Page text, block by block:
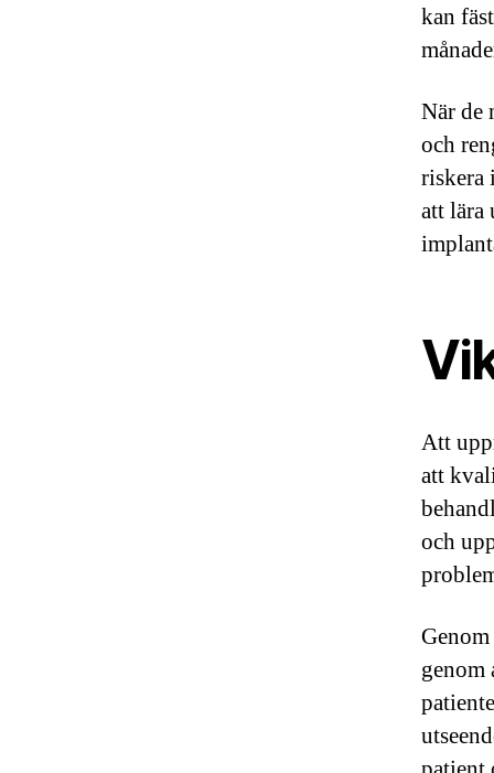
kan
När de
och
riskera
att lära
Att
att
och
genom